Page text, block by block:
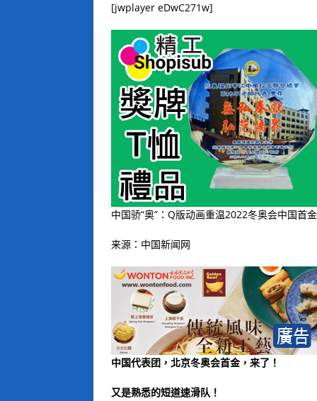
[jwplayer eDwC271w]
中国骄“奥”：Q版动画重温2022冬奥会中国首
来源：中国新闻网
中国代表团，北京冬奥会首金，来了！
又是熟悉的短道速滑队！